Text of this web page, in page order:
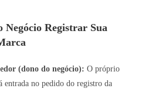
Negócio Registrar Sua
(dono do negócio): O próprio
entrada no pedido do registro da